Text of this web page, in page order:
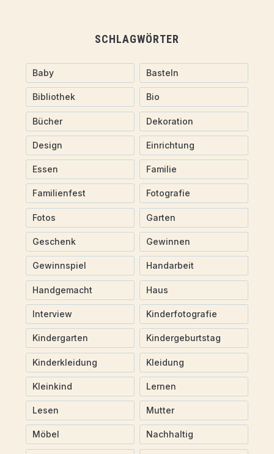
SCHLAGWÖRTER
Baby Basteln
Bibliothek Bio
Bücher Dekoration
Design Einrichtung
Essen Familie
Familienfest Fotografie
Fotos Garten
Geschenk Gewinnen
Gewinnspiel Handarbeit
Handgemacht Haus
Interview Kinderfotografie
Kindergarten Kindergeburtstag
Kinderkleidung Kleidung
Kleinkind Lernen
Lesen Mutter
Möbel Nachhaltig